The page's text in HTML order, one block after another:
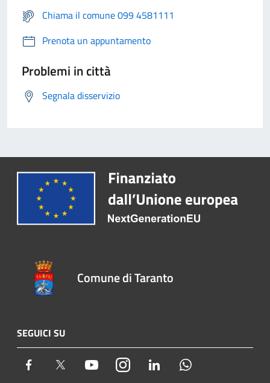
Chiama il comune 099 4581111
Prenota un appuntamento
Problemi in città
Segnala disservizio
Comune di Taranto
SEGUICI SU
Facebook Twitter YoutubeInstagram LinkedIn